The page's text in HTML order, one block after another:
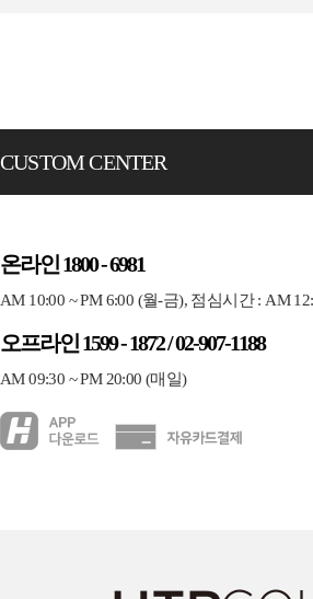
CUSTOM CENTER
온라인 1800 - 6981
AM 10:00 ~ PM 6:00 (월-금), 점심시간 : AM
오프라인 1599 - 1872 / 02-907-1188
AM 09:30 ~ PM 20:00 (매일)